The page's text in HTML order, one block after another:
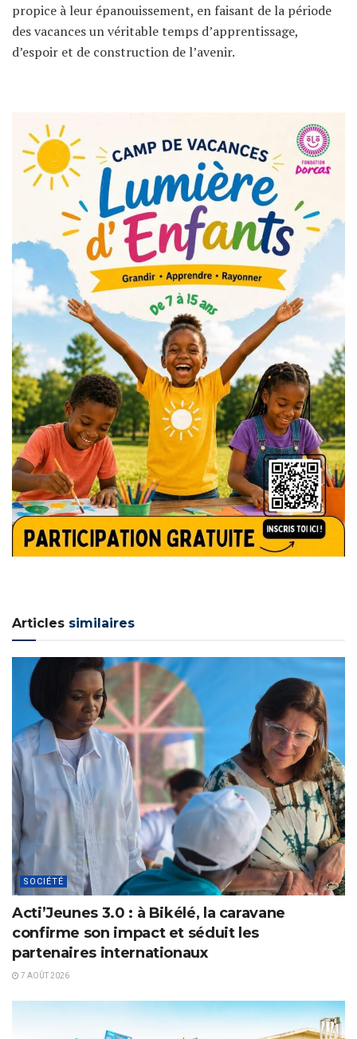
propice à leur épanouissement, en faisant de la période
des vacances un véritable temps d’apprentissage,
d’espoir et de construction de l’avenir.
Articles similaires
SOCIÉTÉ
Acti’Jeunes 3.0 : à Bikélé, la caravane
confirme son impact et séduit les
partenaires internationaux
7 AOÛT 2026